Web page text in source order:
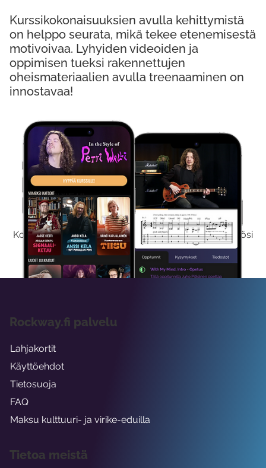
Kokeile Ilmaiseksi
Kokeilemalla ilmaiseksi saat koko sisältömme käyttöösi
viikon ajaksi.
Kurssikokonaisuuksien avulla kehittymistä
on helppo seurata, mikä tekee etenemisestä
motivoivaa. Lyhyiden videoiden ja
oppimisen tueksi rakennettujen
oheismateriaalien avulla treenaaminen on
innostavaa!
Rockway.fi palvelu
Lahjakortit
Käyttöehdot
Tietosuoja
FAQ
Maksu kulttuuri- ja virike-eduilla
Tietoa meistä